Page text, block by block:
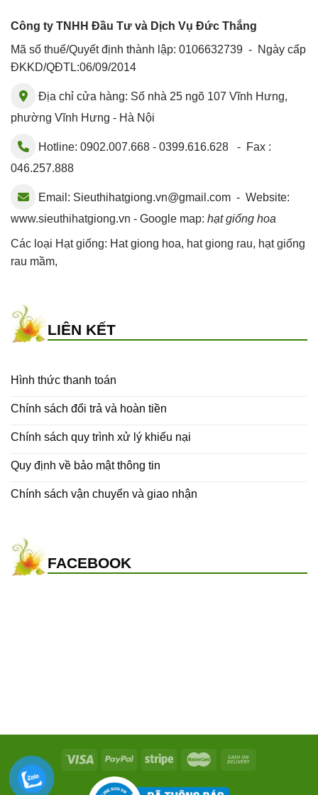
Công ty TNHH Đầu Tư và Dịch Vụ Đức Thắng
Mã số thuế/Quyết định thành lập: 0106632739 - Ngày cấp
ĐKKD/QĐTL:06/09/2014
Địa chỉ cửa hàng: Số nhà 25 ngõ 107 Vĩnh Hưng,
phường Vĩnh Hưng - Hà Nội
Hotline: 0902.007.668 - 0399.616.628 - Fax :
046.257.888
Email: Sieuthihatgiong.vn@gmail.com - Website:
www.sieuthihatgiong.vn - Google map: hạt giống hoa
Các loại Hạt giống: Hat giong hoa, hat giong rau, hạt giống
rau mầm,
LIÊN KẾT
Hình thức thanh toán
Chính sách đổi trả và hoàn tiền
Chính sách quy trình xử lý khiếu nại
Quy định về bảo mật thông tin
Chính sách vận chuyển và giao nhận
FACEBOOK